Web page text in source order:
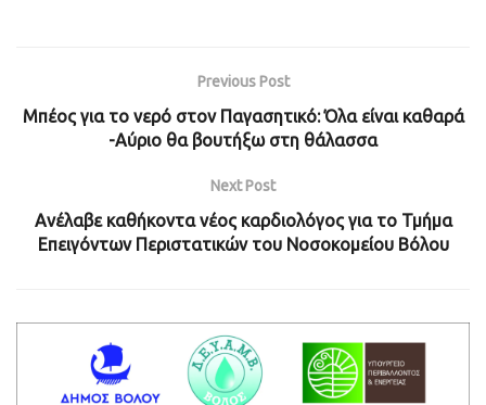
Previous Post
Μπέος για το νερό στον Παγασητικό: Όλα είναι καθαρά
-Αύριο θα βουτήξω στη θάλασσα
Next Post
Ανέλαβε καθήκοντα νέος καρδιολόγος για το Τμήμα
Επειγόντων Περιστατικών του Νοσοκομείου Βόλου